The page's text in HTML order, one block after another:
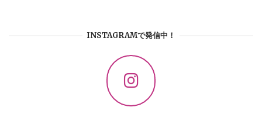
INSTAGRAMで発信中！